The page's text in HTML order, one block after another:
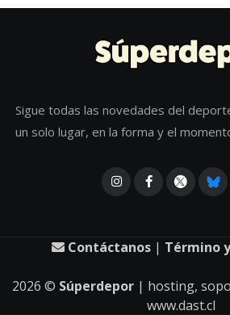
Sigue todas las novedades del
un solo lugar, en la forma y el
Contáctanos | Término
2026 © Súperdepor | hosting,
www.dast.cl